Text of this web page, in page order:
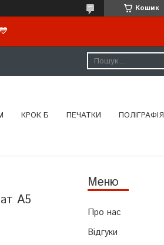
Кошик
КРОК Б ПЕЧАТКИ ПОЛІГРАФІЯ
Про нас
Відгуки
А5